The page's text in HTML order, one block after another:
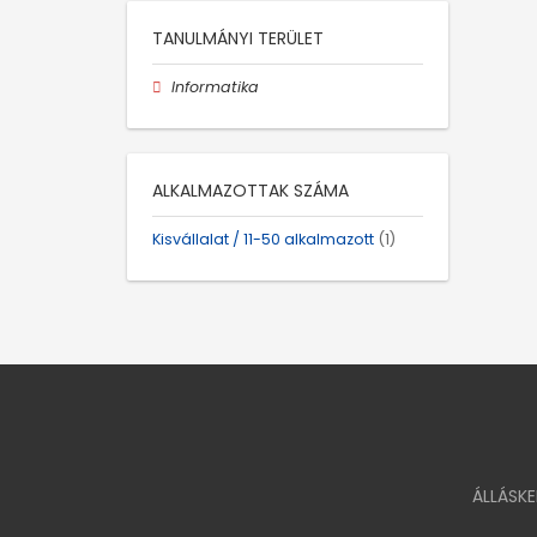
TANULMÁNYI TERÜLET
Informatika
ALKALMAZOTTAK SZÁMA
Kisvállalat / 11-50 alkalmazott (1)